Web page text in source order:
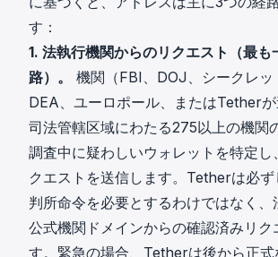
す：
1. 法執行機関からのリクエスト（最も
路）。
機関（FBI、DOJ、シークレッ
DEA、ユーロポール、またはTether
司法管轄区域にわたる275以上の機関
調査中に疑わしいウォレットを特定し
クエストを送信します。Tetherは必
判所命令を必要とするわけではなく、
公式機関ドメインからの確認済みリク
す。緊急の場合、Tetherは後から正